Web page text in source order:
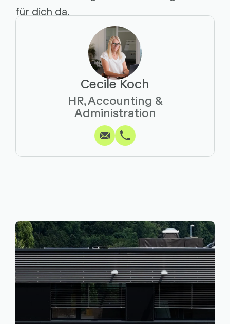
für dich da.
Cecile Koch
HR, Accounting &
Administration
SchreibenKopieren
AnrufenKopieren